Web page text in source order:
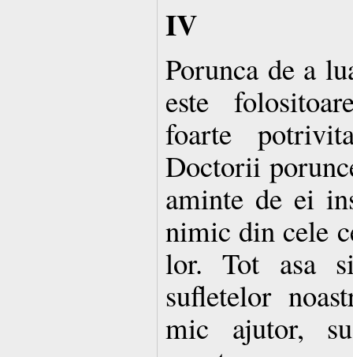
IV
Porunca de a
este
foarte
Doctorii
aminte de ei
nimic din cele
lor. Tot asa
sufletelor
mic ajutor,